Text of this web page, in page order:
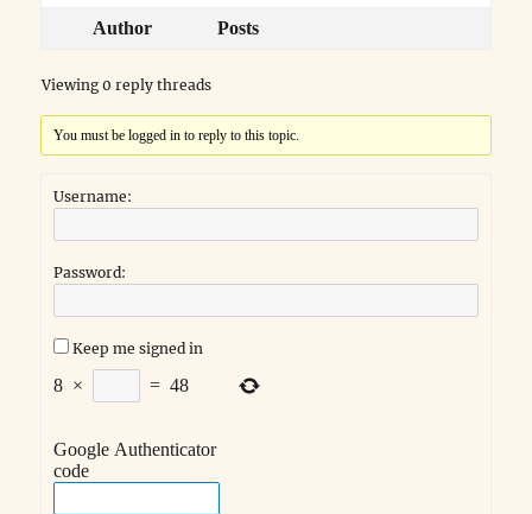
Author Posts
Viewing 0 reply threads
You must be logged in to reply to this topic.
Username:
Password:
Keep me signed in
8 × = 48
Google Authenticator
code